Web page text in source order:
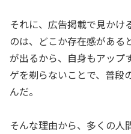
それに、広告掲載で見かけ
のは、どこか存在感がある
が出るから、自身もアップ
ゲを剃らないことで、普段
んだ。
そんな理由から、多くの人